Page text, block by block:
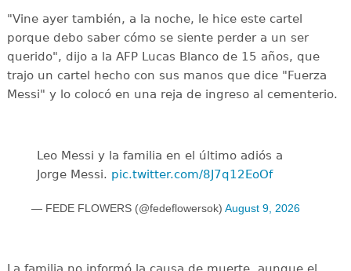
"Vine ayer también, a la noche, le hice este cartel
porque debo saber cómo se siente perder a un ser
querido", dijo a la AFP Lucas Blanco de 15 años, que
trajo un cartel hecho con sus manos que dice "Fuerza
Messi" y lo colocó en una reja de ingreso al cementerio.
Leo Messi y la familia en el último adiós a
Jorge Messi. pic.twitter.com/8J7q12EoOf
— FEDE FLOWERS (@fedeflowersok) August 9, 2026